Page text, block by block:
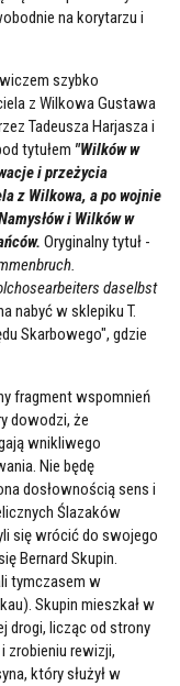
na korytarzu i
szybko
z Wilkowa Gustawa
Tadeusza Harjasza i
tytułem "Wilków w
i przeżycia
z Wilkowa, a po wojnie
i Wilków w
Oryginalny tytuł -
daselbst
nabyć w sklepiku T.
Skarbowego", gdzie
fragment wspomnień
dowodzi, że
wnikliwego
Nie będę
dosłownością sens i
Ślazaków
się wrócić do swojego
Bernard Skupin.
tymczasem w
Skupin mieszkał w
drogi, licząc od strony
zrobieniu rewizji,
który służył w